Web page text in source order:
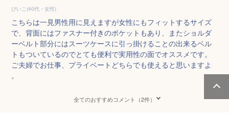
ぴいこ(40代・女性)
こちらは一見男性用に見えますが女性にもフィットするサイズ
で、背面にはファスナー付きのポケットもあり、またショルダ
ーベルト部分にはスーツケースに引っ掛けることの出来るベル
トもついているのでとても便利で実用性の面でオススメです。
ご夫婦でお仕事、プライベートどちらでも使えると思いますよ
。
全てのおすすめコメント（2件）